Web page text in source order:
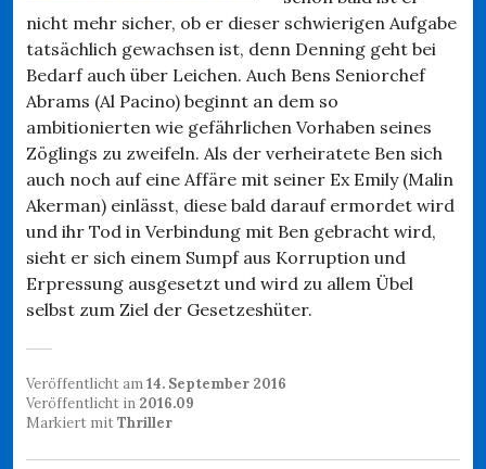
nicht mehr sicher, ob er dieser schwierigen Aufgabe
tatsächlich gewachsen ist, denn Denning geht bei
Bedarf auch über Leichen. Auch Bens Seniorchef
Abrams (Al Pacino) beginnt an dem so
ambitionierten wie gefährlichen Vorhaben seines
Zöglings zu zweifeln. Als der verheiratete Ben sich
auch noch auf eine Affäre mit seiner Ex Emily (Malin
Akerman) einlässt, diese bald darauf ermordet wird
und ihr Tod in Verbindung mit Ben gebracht wird,
sieht er sich einem Sumpf aus Korruption und
Erpressung ausgesetzt und wird zu allem Übel
selbst zum Ziel der Gesetzeshüter.
Veröffentlicht am14. September 2016
Veröffentlicht in 2016.09
Markiert mitThriller